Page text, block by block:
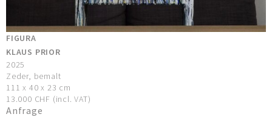
FIGURA
KLAUS PRIOR
2025
Zeder, bemalt
111 x 40 x 23 cm
13.000 CHF (incl. VAT)
Anfrage